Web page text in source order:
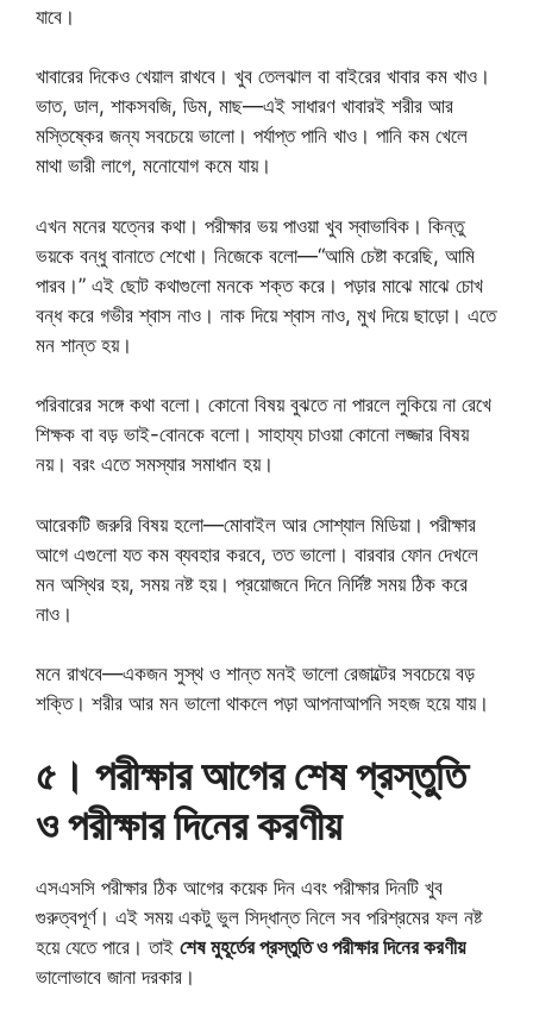
যাবে।
খাবারের দিকেও খেয়াল রাখবে। খুব তেলঝাল বা বাইরের খাবার কম খাও।
ভাত, ডাল, শাকসবজি, ডিম, মাছ—এই সাধারণ খাবারই শরীর আর
মস্তিষ্কের জন্য সবচেয়ে ভালো। পর্যাপ্ত পানি খাও। পানি কম খেলে
মাথা ভারী লাগে, মনোযোগ কমে যায়।
এখন মনের যত্নের কথা। পরীক্ষার ভয় পাওয়া খুব স্বাভাবিক। কিন্তু
ভয়কে বন্ধু বানাতে শেখো। নিজেকে বলো—“আমি চেষ্টা করেছি, আমি
পারব।” এই ছোট কথাগুলো মনকে শক্ত করে। পড়ার মাঝে মাঝে চোখ
বন্ধ করে গভীর শ্বাস নাও। নাক দিয়ে শ্বাস নাও, মুখ দিয়ে ছাড়ো। এতে
মন শান্ত হয়।
পরিবারের সঙ্গে কথা বলো। কোনো বিষয় বুঝতে না পারলে লুকিয়ে না রেখে
শিক্ষক বা বড় ভাই-বোনকে বলো। সাহায্য চাওয়া কোনো লজ্জার বিষয়
নয়। বরং এতে সমস্যার সমাধান হয়।
আরেকটি জরুরি বিষয় হলো—মোবাইল আর সোশ্যাল মিডিয়া। পরীক্ষার
আগে এগুলো যত কম ব্যবহার করবে, তত ভালো। বারবার ফোন দেখলে
মন অস্থির হয়, সময় নষ্ট হয়। প্রয়োজনে দিনে নির্দিষ্ট সময় ঠিক করে
নাও।
মনে রাখবে—একজন সুস্থ ও শান্ত মনই ভালো রেজাল্টের সবচেয়ে বড়
শক্তি। শরীর আর মন ভালো থাকলে পড়া আপনাআপনি সহজ হয়ে যায়।
৫। পরীক্ষার আগের শেষ প্রস্তুতি
ও পরীক্ষার দিনের করণীয়
এসএসসি পরীক্ষার ঠিক আগের কয়েক দিন এবং পরীক্ষার দিনটি খুব
গুরুত্বপূর্ণ। এই সময় একটু ভুল সিদ্ধান্ত নিলে সব পরিশ্রমের ফল নষ্ট
হয়ে যেতে পারে। তাই শেষ মুহূর্তের প্রস্তুতি ও পরীক্ষার দিনের করণীয়
ভালোভাবে জানা দরকার।